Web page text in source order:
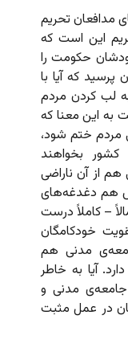
مدافعان تحریم
این است که
حکومت را
پرسید که آیا با
به لب کردن مردم
به این معنا که
مردم ختم شود،
بخواهند
از آن ناراضی
هم دغدغه‌های
– کاملاً درست
خودکامگان
مدنی هم
آیا به خاطر
مدنی و
در عمل مثبت